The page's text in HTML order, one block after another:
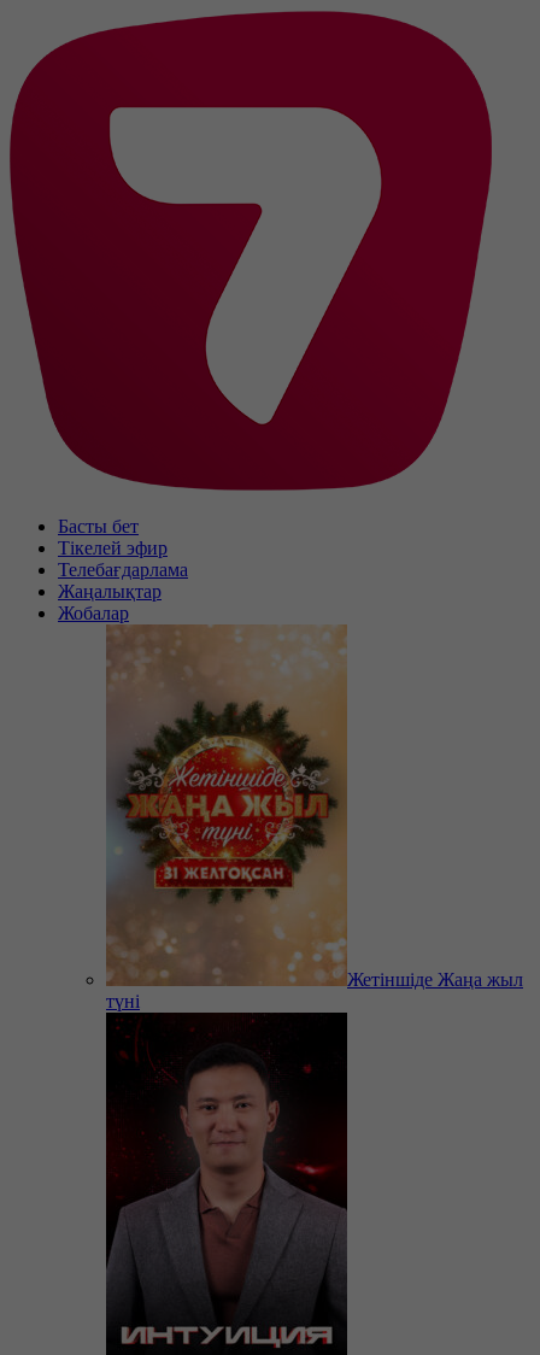
Басты бет
Тікелей эфир
Телебағдарлама
Жаңалықтар
Жобалар
Жетіншіде Жаңа жыл
түні